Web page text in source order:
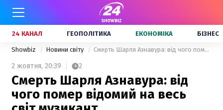
24 КАНАЛ ГЕОПОЛІТИКА ЕКОНОМІКА БІЗНЕС
Showbiz Новини світу Смерть Шарля Азнавура: від чого помер відомий на весь світ музикант
2 жовтня, 20:39 2
Смерть Шарля Азнавура: від
чого помер відомий на весь